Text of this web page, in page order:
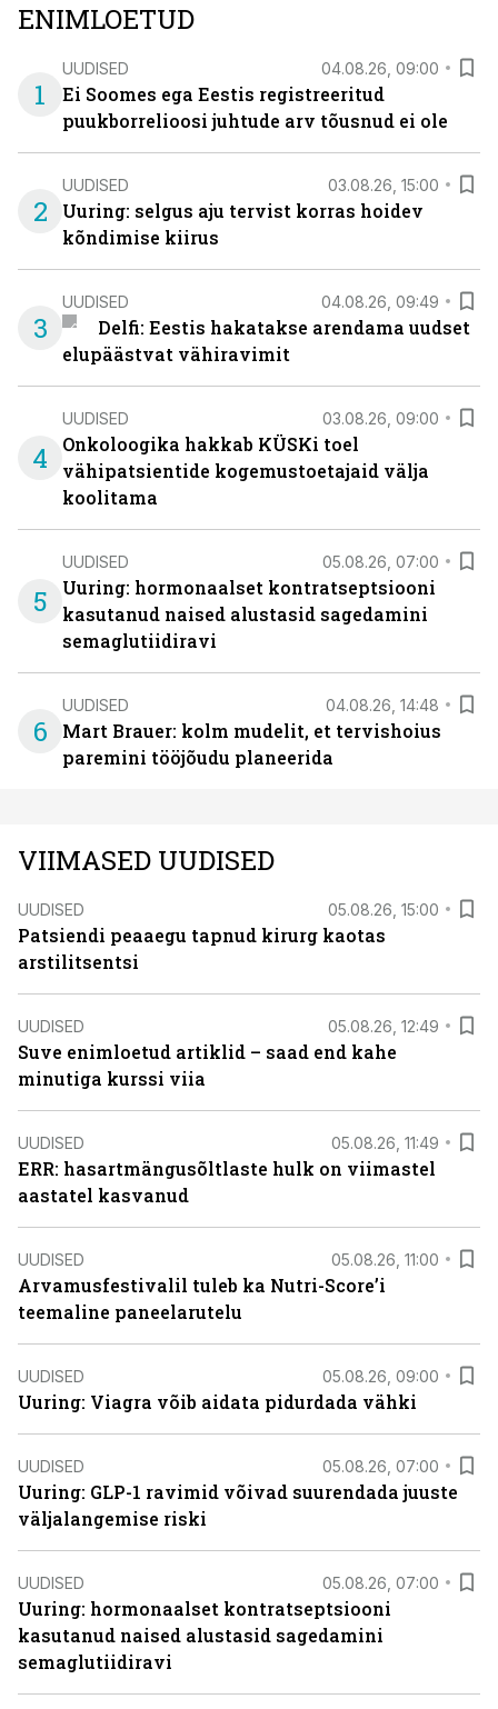
ENIMLOETUD
1
UUDISED 04.08.26, 09:00
Ei Soomes ega Eestis registreeritud
puukborrelioosi juhtude arv tõusnud ei ole
2
UUDISED 03.08.26, 15:00
Uuring: selgus aju tervist korras hoidev
kõndimise kiirus
3
UUDISED 04.08.26, 09:49
Delfi: Eestis hakatakse arendama uudset
elupäästvat vähiravimit
4
UUDISED 03.08.26, 09:00
Onkoloogika hakkab KÜSKi toel
vähipatsientide kogemustoetajaid välja
koolitama
5
UUDISED 05.08.26, 07:00
Uuring: hormonaalset kontratseptsiooni
kasutanud naised alustasid sagedamini
semaglutiidiravi
6
UUDISED 04.08.26, 14:48
Mart Brauer: kolm mudelit, et tervishoius
paremini tööjõudu planeerida
VIIMASED UUDISED
UUDISED 05.08.26, 15:00
Patsiendi peaaegu tapnud kirurg kaotas
arstilitsentsi
UUDISED 05.08.26, 12:49
Suve enimloetud artiklid – saad end kahe
minutiga kurssi viia
UUDISED 05.08.26, 11:49
ERR: hasartmängusõltlaste hulk on viimastel
aastatel kasvanud
UUDISED 05.08.26, 11:00
Arvamusfestivalil tuleb ka Nutri-Score’i
teemaline paneelarutelu
UUDISED 05.08.26, 09:00
Uuring: Viagra võib aidata pidurdada vähki
UUDISED 05.08.26, 07:00
Uuring: GLP-1 ravimid võivad suurendada juuste
väljalangemise riski
UUDISED 05.08.26, 07:00
Uuring: hormonaalset kontratseptsiooni
kasutanud naised alustasid sagedamini
semaglutiidiravi